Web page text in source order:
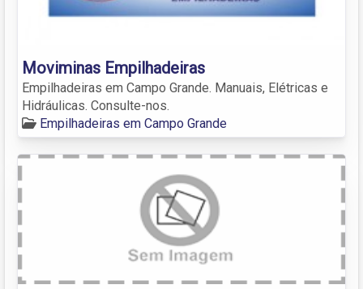
Moviminas Empilhadeiras
Empilhadeiras em Campo Grande. Manuais, Elétricas e
Hidráulicas. Consulte-nos.
Empilhadeiras em Campo Grande